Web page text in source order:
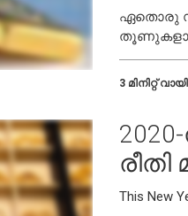
ഏതൊരു
3 മിനിറ്റ്
രീതി
This New